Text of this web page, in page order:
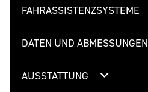
FAHRASSISTENZSYSTEME
DATEN UND ABMESSUNGEN
AUSSTATTUNG